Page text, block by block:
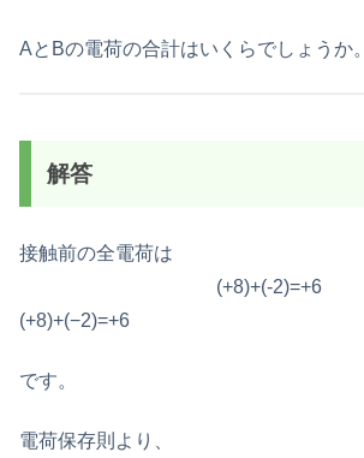
AとBの電荷の合計はいくらでしょうか。
解答
接触前の全電荷は
(+8)+(-2)=+6
(+8)+(−2)=+6
です。
電荷保存則より、